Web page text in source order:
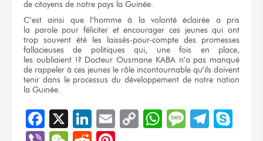
de citoyens de notre pays la Guinée.
C’est ainsi que l’homme à la volonté éclairée a pris
la parole pour féliciter et encourager ces jeunes qui ont
trop souvent été les laissés-pour-compte des promesses
fallacieusesde politiques qui, une fois
en place,
les oubliaient !? Docteur Ousmane KABAn’a pas manqué
de rappeler à ces jeunes le rôle incontournable qu’ils doivent
tenir dans le processus du développement de notre nation
la Guinée.
Facebook
X LinkedIn
EmailCopyWhatsApp
Message